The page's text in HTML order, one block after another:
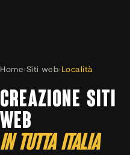
Home›Siti web›Località
CREAZIONE SITI
WEB
IN TUTTA ITALIA